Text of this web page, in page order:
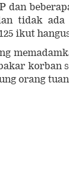
tidak
ikut
korban
orang